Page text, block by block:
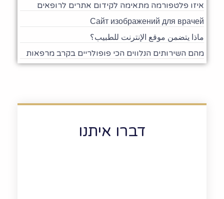
איזו פלטפורמה מתאימה לקידום אתרים לרופאים
Сайт изображений для врачей
ماذا يتضمن موقع الإنترنت للطبيب؟
מהם השירותים הנלווים הכי פופולריים בקרב מרפאות
דברו איתנו